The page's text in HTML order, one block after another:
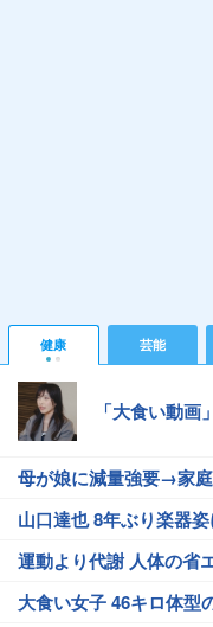
健康 芸能
「大食い動
母が娘に減量強要→家
山口達也 8年ぶり楽器
運動より代謝 人体の省
大食い女子 46キロ体型